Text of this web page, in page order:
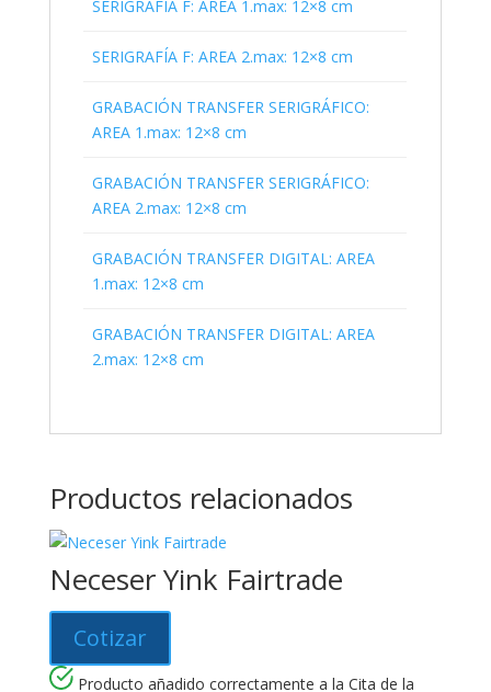
SERIGRAFÍA F: AREA 1.max: 12×8 cm
SERIGRAFÍA F: AREA 2.max: 12×8 cm
GRABACIÓN TRANSFER SERIGRÁFICO:
AREA 1.max: 12×8 cm
GRABACIÓN TRANSFER SERIGRÁFICO:
AREA 2.max: 12×8 cm
GRABACIÓN TRANSFER DIGITAL: AREA
1.max: 12×8 cm
GRABACIÓN TRANSFER DIGITAL: AREA
2.max: 12×8 cm
Productos relacionados
Neceser Yink Fairtrade
Cotizar
Producto añadido correctamente a la Cita de la